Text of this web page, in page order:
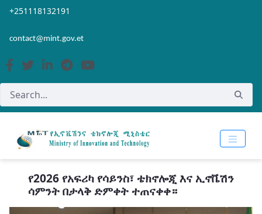
Skip to Main Content
Open Accessibility Menu
+251118132191
contact@mint.gov.et
የ2026 የአፍሪካ የሳይንስ፣ ቴክኖሎጂ እና ኢኖቬሽን
ሳምንት በታላቅ ድምቀት ተጠናቀቀ።